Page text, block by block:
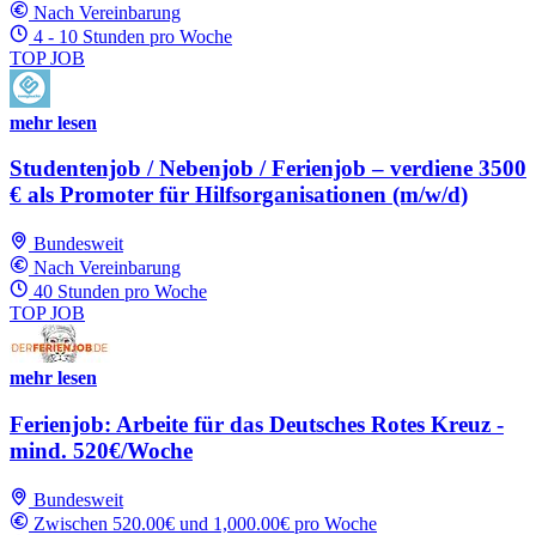
Nach Vereinbarung
4 - 10 Stunden pro Woche
TOP JOB
mehr lesen
Studentenjob / Nebenjob / Ferienjob – verdiene 3500
€ als Promoter für Hilfsorganisationen (m/w/d)
Bundesweit
Nach Vereinbarung
40 Stunden pro Woche
TOP JOB
mehr lesen
Ferienjob: Arbeite für das Deutsches Rotes Kreuz -
mind. 520€/Woche
Bundesweit
Zwischen 520.00€ und 1,000.00€ pro Woche